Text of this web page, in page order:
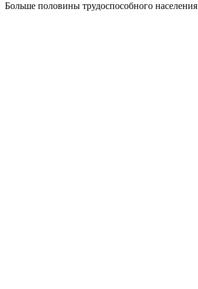
Больше половины трудоспособного населения